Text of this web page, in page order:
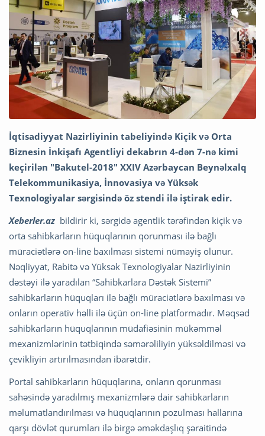
İqtisadiyyat Nazirliyinin tabeliyində Kiçik və Orta
Biznesin İnkişafı Agentliyi dekabrın 4-dən 7-nə kimi
keçirilən "Bakutel-2018" XXIV Azərbaycan Beynəlxalq
Telekommunikasiya, İnnovasiya və Yüksək
Texnologiyalar sərgisində öz stendi ilə iştirak edir.
Xeberler.az bildirir ki, sərgidə agentlik tərəfindən kiçik və
orta sahibkarların hüquqlarının qorunması ilə bağlı
müraciətlərə on-line baxılması sistemi nümayiş olunur.
Nəqliyyat, Rabitə və Yüksək Texnologiyalar Nazirliyinin
dəstəyi ilə yaradılan “Sahibkarlara Dəstək Sistemi”
sahibkarların hüquqları ilə bağlı müraciətlərə baxılması və
onların operativ həlli ilə üçün on-line platformadır. Məqsəd
sahibkarların hüquqlarının müdafiəsinin mükəmməl
mexanizmlərinin tətbiqində səmərəliliyin yüksəldilməsi və
çevikliyin artırılmasından ibarətdir.
Portal sahibkarların hüquqlarına, onların qorunması
sahəsində yaradılmış mexanizmlərə dair sahibkarların
məlumatlandırılması və hüquqlarının pozulması hallarına
qarşı dövlət qurumları ilə birgə əməkdaşlıq şəraitində